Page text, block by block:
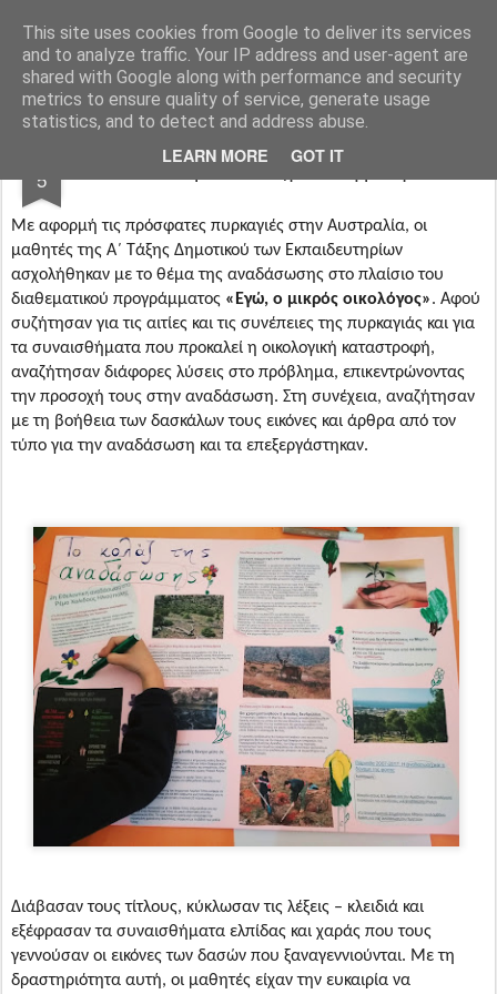
This site uses cookies from Google to deliver its services
and to analyze traffic. Your IP address and user-agent are
shared with Google along with performance and security
metrics to ensure quality of service, generate usage
statistics, and to detect and address abuse.
LEARN MORE GOT IT
PanJournalists Ο Δημοσιογραφικός Όμιλος των Εκπαιδευτηρίων Πάνου
Αρχική σελίδα Η ταυτότητά μας Συνεντεύξεις
5 Οι … πρώτοι δημοσιογράφοι
Με αφορμή τις πρόσφατες πυρκαγιές στην Αυστραλία, οι
μαθητές της Α΄ Τάξης Δημοτικού των Εκπαιδευτηρίων
ασχολήθηκαν με το θέμα της αναδάσωσης στο πλαίσιο του
διαθεματικού προγράμματος «Εγώ, ο μικρός οικολόγος». Αφού
συζήτησαν για τις αιτίες και τις συνέπειες της πυρκαγιάς και για
τα συναισθήματα που προκαλεί η οικολογική καταστροφή,
αναζήτησαν διάφορες λύσεις στο πρόβλημα, επικεντρώνοντας
την προσοχή τους στην αναδάσωση. Στη συνέχεια, αναζήτησαν
με τη βοήθεια των δασκάλων τους εικόνες και άρθρα από τον
τύπο για την αναδάσωση και τα επεξεργάστηκαν.
Διάβασαν τους τίτλους, κύκλωσαν τις λέξεις – κλειδιά και
εξέφρασαν τα συναισθήματα ελπίδας και χαράς που τους
γεννούσαν οι εικόνες των δασών που ξαναγεννιούνται. Με τη
δραστηριότητα αυτή, οι μαθητές είχαν την ευκαιρία να